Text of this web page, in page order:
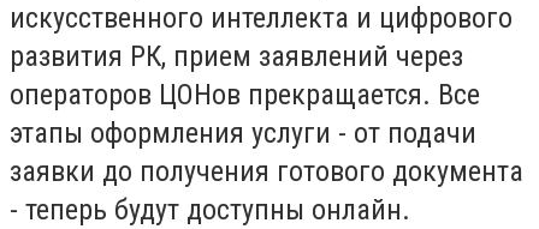
искусственного интеллекта и цифрового
развития РК, прием заявлений через
операторов ЦОНов прекращается. Все
этапы оформления услуги - от подачи
заявки до получения готового документа
- теперь будут доступны онлайн.